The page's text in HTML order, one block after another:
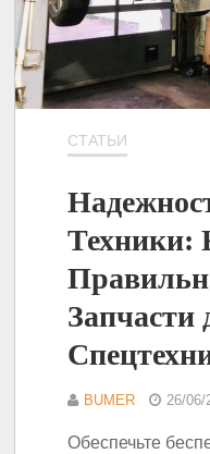
СТАТЬИ
Техники:
Запчасти
BUMER 26/06/
Обеспечьте